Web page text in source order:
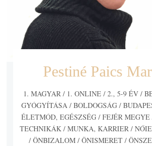
Pestiné Paics
1. MAGYAR / 1. ONLINE/ 2., 5-9 ÉV/
GYÓGYÍTÁSA / BOLDOGSÁG /
ÉLETMÓD, EGÉSZSÉG/ FEJÉR MEGYE
TECHNIKÁK/ MUNKA, KARRIER /
/ ÖNBIZALOM / ÖNISMERET /